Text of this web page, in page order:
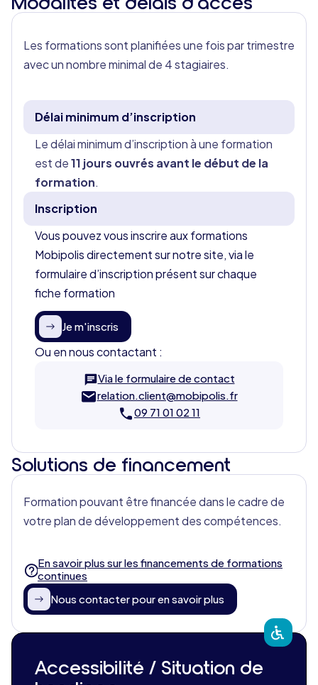
Les formations sont planifiées une fois par trimestre
avec un nombre minimal de 4 stagiaires.
Délai minimum d’inscription
Le délai minimum d’inscription à une formation
est de11 jours ouvrés avant le début de la
formation.
Inscription
Vous pouvez vous inscrire aux formations
Mobipolis directement sur notre site, via le
formulaire d’inscription présent sur chaque
fiche formation
Je m'inscris
Ou en nous contactant :
Via le formulaire de contact
relation.client@mobipolis.fr
09 71 01 02 11
Solutions de financement
Formation pouvant être financée dans le cadre de
votre plan de développement des compétences.
En savoir plus sur les financements de formations
continues
Nous contacter pour en savoir plus
Accessibilité / Situation de